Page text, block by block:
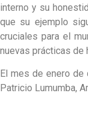
interno y su
que su ejemplo
cruciales para el
nuevas prácticas de
El mes de enero
Patricio Lumumba,